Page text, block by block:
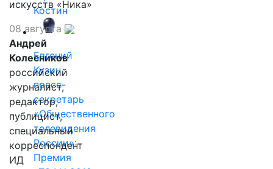
Костин
Евгений
Кузин,
пресс-
секретарь
«Общественного
телевидения
России»:
Премия
искусств «Ника»
08 августа
Андрей
Колесников
российский
журналист,
редактор,
публицист,
специальный
корреспондент
ИД